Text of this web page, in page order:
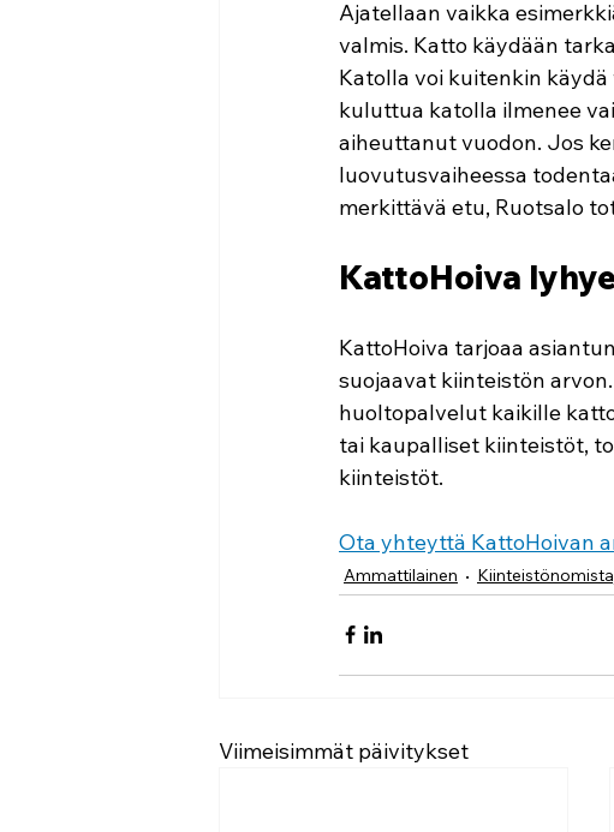
Ajatellaan vaikka
valmis. Katto käydään
Katolla voi kuitenkin
kuluttua katolla ilmenee
aiheuttanut vuodon. Jos
luovutusvaiheessa
merkittävä etu, Ruotsalo
KattoHoiva
KattoHoiva tarjoaa
suojaavat kiinteistön
huoltopalvelut kaikille
tai kaupalliset kiinteistöt,
kiinteistöt.
Ota yhteyttä KattoHoivan
Ammattilainen
Viimeisimmät päivitykset